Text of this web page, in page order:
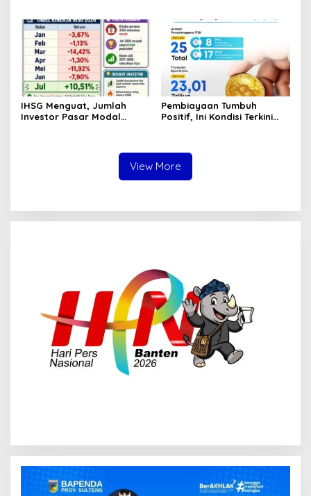
IHSG Menguat, Jumlah
Investor Pasar Modal
Pembiayaan Tumbuh
Positif, Ini Kondisi Terkini
View More